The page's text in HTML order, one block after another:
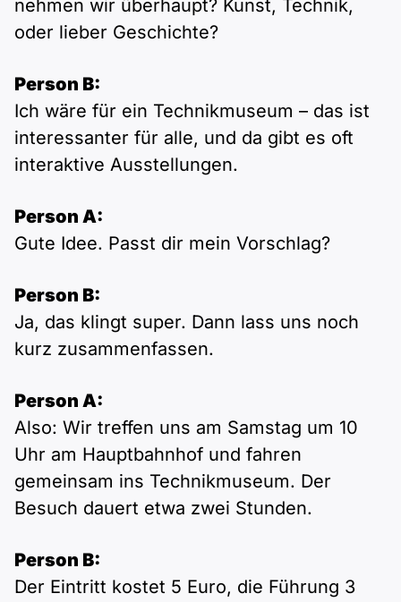
nehmen wir überhaupt? Kunst, Technik,
oder lieber Geschichte?
Person B:
Ich wäre für ein Technikmuseum – das ist
interessanter für alle, und da gibt es oft
interaktive Ausstellungen.
Person A:
Gute Idee. Passt dir mein Vorschlag?
Person B:
Ja, das klingt super. Dann lass uns noch
kurz zusammenfassen.
Person A:
Also: Wir treffen uns am Samstag um 10
Uhr am Hauptbahnhof und fahren
gemeinsam ins Technikmuseum. Der
Besuch dauert etwa zwei Stunden.
Person B:
Der Eintritt kostet 5 Euro, die Führung 3